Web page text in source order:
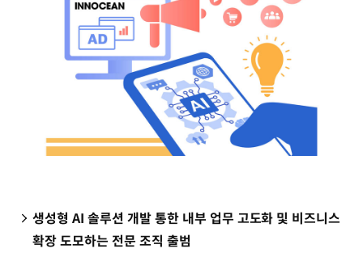
생성형 AI 솔루션 개발 통한 내부 업무 고도화 및 비즈니스
확장 도모하는 전문 조직 출범